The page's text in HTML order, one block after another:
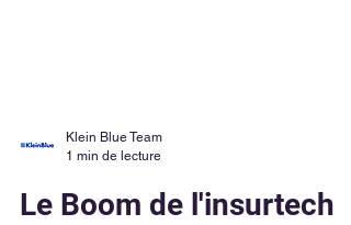
1 min de lecture